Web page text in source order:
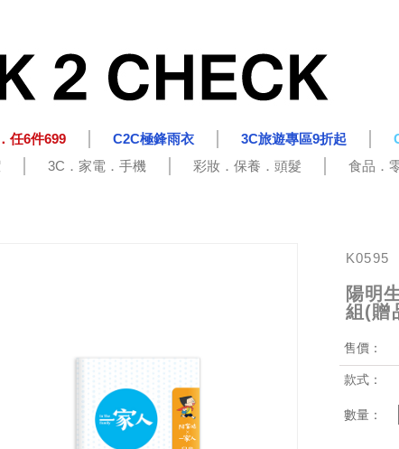
任6件699 C2C極鋒雨衣 3C旅遊專區9折起
3C．家電．手機 彩妝．保養．頭髮 食品．
K0595
陽明
組(贈
售價：
款式：
數量：